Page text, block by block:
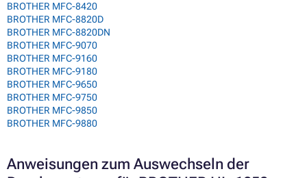
BROTHER MFC-8420
BROTHER MFC-8820D
BROTHER MFC-8820DN
BROTHER MFC-9070
BROTHER MFC-9160
BROTHER MFC-9180
BROTHER MFC-9650
BROTHER MFC-9750
BROTHER MFC-9850
BROTHER MFC-9880
Anweisungen zum Auswechseln der